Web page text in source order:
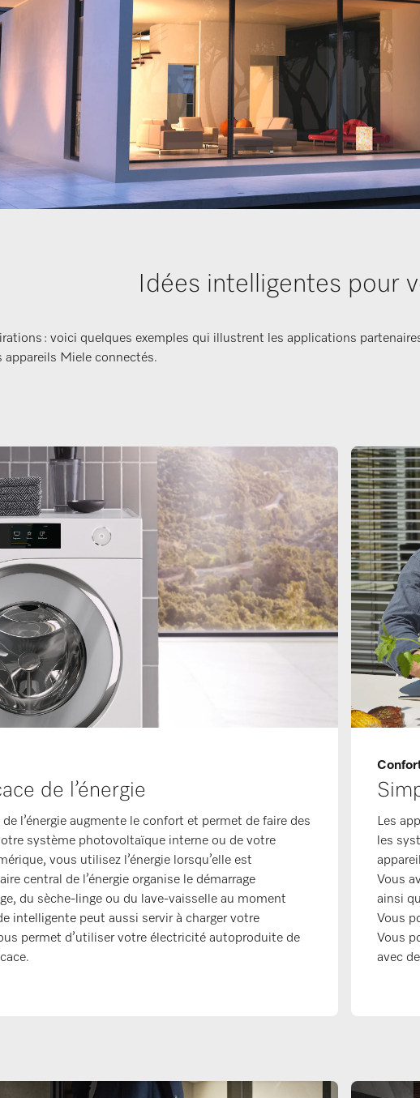
Idées intelligentes pour
: voici quelques exemples qui illustrent les applications
appareils Miele connectés.
de l’énergie
l’énergie augmente le confort et permet de faire des
système photovoltaïque interne ou de votre
vous utilisez l’énergie lorsqu’elle est
central de l’énergie organise le démarrage
du sèche-linge ou du lave-vaisselle au moment
intelligente peut aussi servir à charger votre
permet d’utiliser votre électricité autoproduite de
Les
les
Vous
ainsi
Vous
Vous
avec